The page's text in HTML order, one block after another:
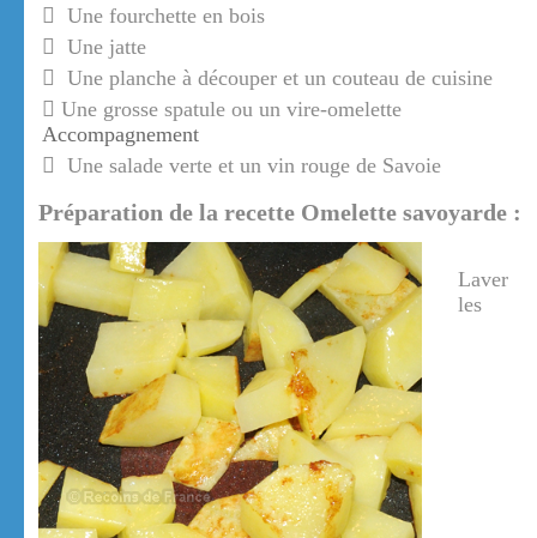
Une fourchette en bois
Une jatte
Une planche à découper et un couteau de cuisine
Une grosse spatule ou un vire-omelette
Accompagnement
Une salade verte et un vin rouge de Savoie
Préparation de la recette Omelette savoyarde :
Laver
les